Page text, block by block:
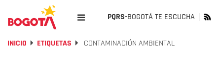
PQRS-BOGOTÁ TE ESCUCHA
INICIO ETIQUETAS CONTAMINACIÓN AMBIENTAL